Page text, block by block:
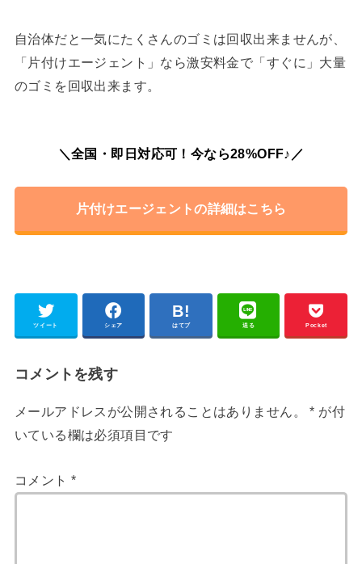
自治体だと一気にたくさんのゴミは回収出来ませんが、
「片付けエージェント」なら激安料金で「すぐに」大量
のゴミを回収出来ます。
＼全国・即日対応可！今なら28%OFF♪／
片付けエージェントの詳細はこちら
ツイート シェア はてブ 送る Pocket
コメントを残す
メールアドレスが公開されることはありません。 * が付
いている欄は必須項目です
コメント *